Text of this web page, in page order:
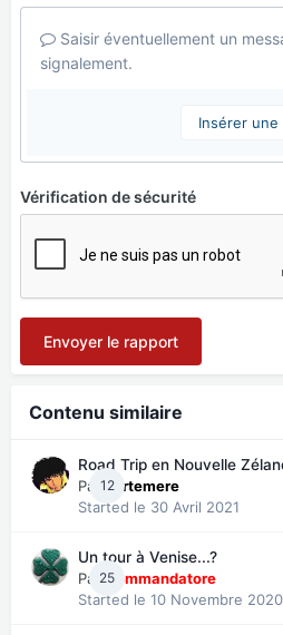
Saisir éventuellement un
signalement.
Insérer une
Vérification de sécurité
Envoyer le rapport
Contenu similaire
12
Road Trip en Nouvelle
Parcartemere
Started le 30 Avril 2021
25
Un tour à Venise...?
ParCommandatore
Started le 10 Novembre 2020